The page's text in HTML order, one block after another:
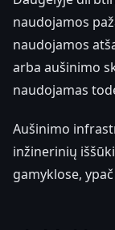
naudojamos
naudojamos
arba aušinimo
naudojamas
Aušinimo
inžinerinių
gamyklose,